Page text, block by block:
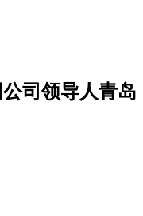
司领导人青岛